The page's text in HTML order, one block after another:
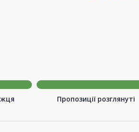
Пропозиції розглянуті